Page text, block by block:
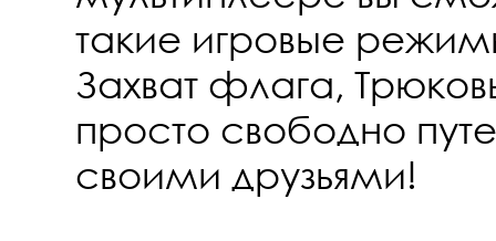
такие игровые
Захват флага,
просто свободно
своими друзьями!